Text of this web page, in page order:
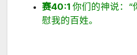
赛40:1 你们的神说： “
慰我的百姓。